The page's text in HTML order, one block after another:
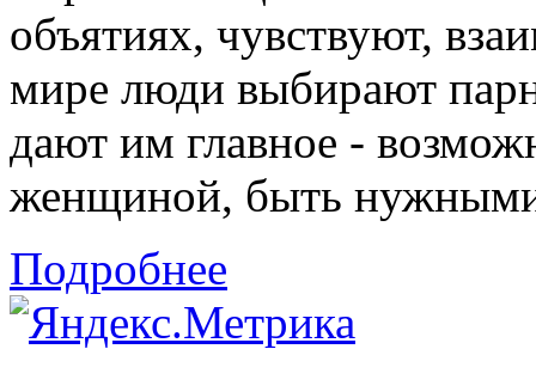
объятиях, чувствуют,
мире люди выбирают
дают им главное -
женщиной, быть нужными
Подробнее